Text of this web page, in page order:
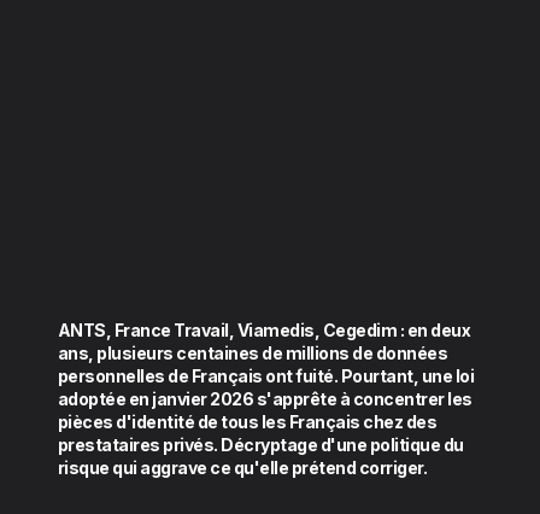
ANTS, France Travail, Viamedis, Cegedim : en deux
ans, plusieurs centaines de millions de données
personnelles de Français ont fuité. Pourtant, une loi
adoptée en janvier 2026 s'apprête à concentrer les
pièces d'identité de tous les Français chez des
prestataires privés. Décryptage d'une politique du
risque qui aggrave ce qu'elle prétend corriger.